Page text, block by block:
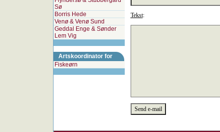
Sø
Borris Hede
Venø & Venø Sund
Geddal Enge & Sønder
Lem Vig
Artskoordinator for
Fiskeørn
Tekst: